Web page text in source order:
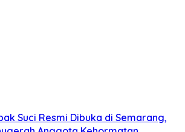
Suci Resmi Dibuka di Semarang,